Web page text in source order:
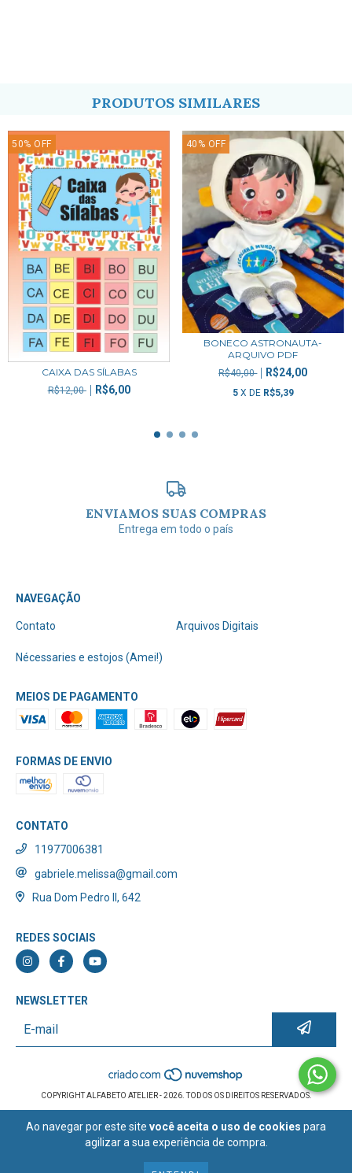
Ao navegar por este site você aceita o uso de cookies para
agilizar a sua experiência de compra.
PRODUTOS SIMILARES
50% OFF
CAIXA DAS SÍLABAS
R$12,00 R$6,00
40 % OFF
BONECO ASTRONAUTA-
ARQUIVO PDF
R$40,00 R$24,00
5 X DE R$5,39
ENVIAMOS SUAS COMPRAS
Entrega em todo o país
NAVEGAÇÃO
Contato Arquivos Digitais
Nécessaries e estojos (Amei!)
MEIOS DE PAGAMENTO
FORMAS DE ENVIO
CONTATO
11977006381
gabriele.melissa@gmail.com
Rua Dom Pedro II, 642
REDES SOCIAIS
NEWSLETTER
COPYRIGHT ALFABETO ATELIER - 2026. TODOS OS DIREITOS RESERVADOS.